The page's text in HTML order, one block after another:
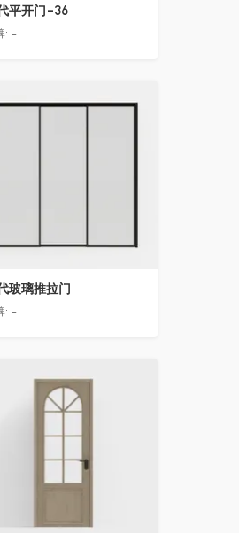
平开门-36
: -
收藏
玻璃推拉门
: -